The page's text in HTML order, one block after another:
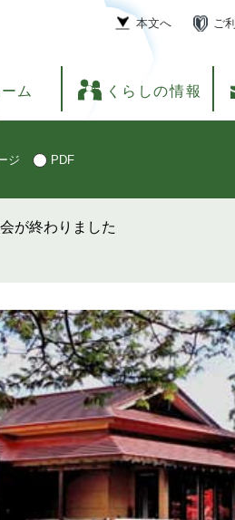
本文へ ご
ム くらしの情報
ジ PDF
が終わりました